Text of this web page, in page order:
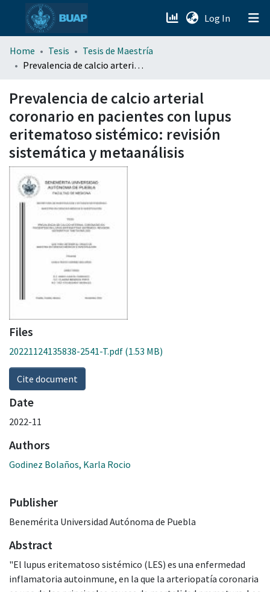
Log In (current)
menu.section.about_menu
Home Tesis
Tesis de Maestría
Prevalencia de calcio arterial coronario en pacientes con lupus eritematoso sistémico: revisión sistemática y metaanálisis
Prevalencia de calcio arterial
coronario en pacientes con lupus
eritematoso sistémico: revisión
sistemática y metaanálisis
Files
20221124135838-2541-T.pdf (1.53 MB)
Cite document
Date
2022-11
Authors
Godinez Bolaños, Karla Rocio
Publisher
Benemérita Universidad Autónoma de Puebla
Abstract
"El lupus eritematoso sistémico (LES) es una enfermedad
inflamatoria autoinmune, en la que la arteriopatía coronaria